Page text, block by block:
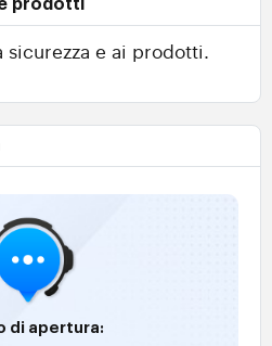
prodotti
sicurezza e ai prodotti.
di apertura: